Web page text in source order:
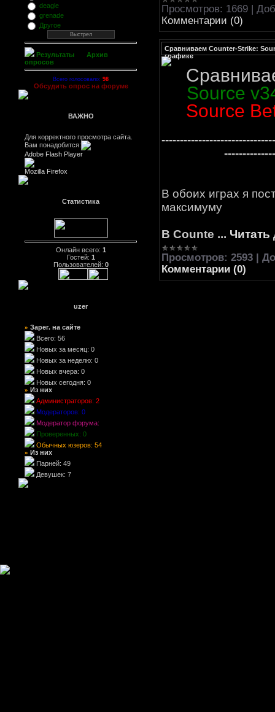
deagle
grenade
Другое
Результаты
Архив
опросов
Всего голосовало: 98
Обсудить опрос на форуме
ВАЖНО
Для корректного просмотра сайта.
Вам понадобится:
Adobe Flash Player
Mozilla Firefox
Статистика
Онлайн всего: 1
Гостей: 1
Пользователей: 0
uzer
» Зарег. на сайте
Всего: 56
Новых за месяц: 0
Новых за неделю: 0
Новых вчера: 0
Новых сегодня: 0
» Из них
Администраторов: 2
Модераторов: 0
Модератор форума:
Проверенных: 0
Обычных юзеров: 54
» Из них
Парней: 49
Девушек: 7
Просмотров: 1669 |
Комментарии (0)
Сравниваем Counter-Strike:
графике
Source
Source
В обоих играх я
максимуму
В Counte ...
Просмотров: 2593 |
Комментарии (0)